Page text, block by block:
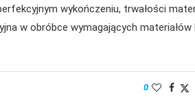
wykończeniu, trwałości
w obróbce wymagających
0